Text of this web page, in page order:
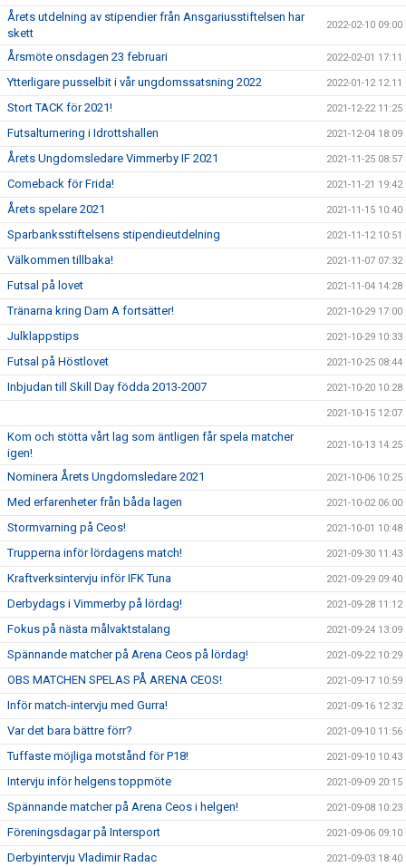
Årets utdelning av stipendier från Ansgariusstiftelsen har
skett
2022-02-10 09:00
Årsmöte onsdagen 23 februari 2022-02-01 17:11
Ytterligare pusselbit i vår ungdomssatsning 2022 2022-01-12 12:11
Stort TACK för 2021! 2021-12-22 11:25
Futsalturnering i Idrottshallen 2021-12-04 18:09
Årets Ungdomsledare Vimmerby IF 2021 2021-11-25 08:57
Comeback för Frida! 2021-11-21 19:42
Årets spelare 2021 2021-11-15 10:40
Sparbanksstiftelsens stipendieutdelning 2021-11-12 10:51
Välkommen tillbaka! 2021-11-07 07:32
Futsal på lovet 2021-11-04 14:28
Tränarna kring Dam A fortsätter! 2021-10-29 17:00
Julklappstips 2021-10-29 10:33
Futsal på Höstlovet 2021-10-25 08:44
Inbjudan till Skill Day födda 2013-2007 2021-10-20 10:28
2021-10-15 12:07
Kom och stötta vårt lag som äntligen får spela matcher
igen!
2021-10-13 14:25
Nominera Årets Ungdomsledare 2021 2021-10-06 10:25
Med erfarenheter från båda lagen 2021-10-02 06:00
Stormvarning på Ceos! 2021-10-01 10:48
Trupperna inför lördagens match! 2021-09-30 11:43
Kraftverksintervju inför IFK Tuna 2021-09-29 09:40
Derbydags i Vimmerby på lördag! 2021-09-28 11:12
Fokus på nästa målvaktstalang 2021-09-24 13:09
Spännande matcher på Arena Ceos på lördag! 2021-09-22 10:29
OBS MATCHEN SPELAS PÅ ARENA CEOS! 2021-09-17 10:59
Inför match-intervju med Gurra! 2021-09-16 12:32
Var det bara bättre förr? 2021-09-10 11:56
Tuffaste möjliga motstånd för P18! 2021-09-10 10:43
Intervju inför helgens toppmöte 2021-09-09 20:15
Spännande matcher på Arena Ceos i helgen! 2021-09-08 10:23
Föreningsdagar på Intersport 2021-09-06 09:10
Derbyintervju Vladimir Radac 2021-09-03 18:40